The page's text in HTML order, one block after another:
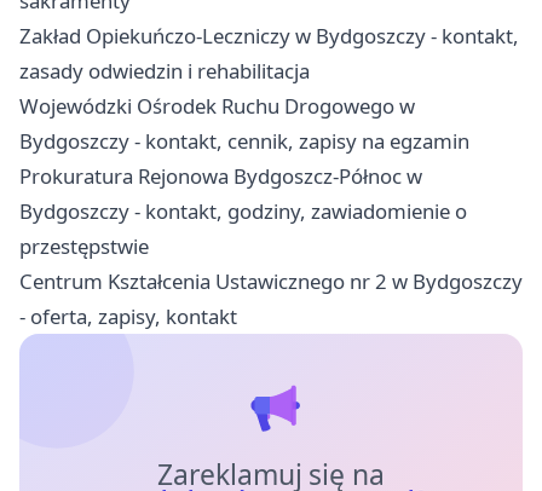
Zakład Opiekuńczo-Leczniczy w Bydgoszczy - kontakt,
zasady odwiedzin i rehabilitacja
Wojewódzki Ośrodek Ruchu Drogowego w
Bydgoszczy - kontakt, cennik, zapisy na egzamin
Prokuratura Rejonowa Bydgoszcz-Północ w
Bydgoszczy - kontakt, godziny, zawiadomienie o
przestępstwie
Centrum Kształcenia Ustawicznego nr 2 w Bydgoszczy
- oferta, zapisy, kontakt
Zareklamuj się na